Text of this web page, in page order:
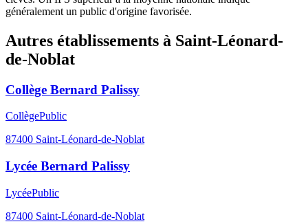
généralement un public d'origine favorisée.
Autres établissements à Saint-Léonard-
de-Noblat
Collège Bernard Palissy
CollègePublic
87400 Saint-Léonard-de-Noblat
Lycée Bernard Palissy
LycéePublic
87400 Saint-Léonard-de-Noblat